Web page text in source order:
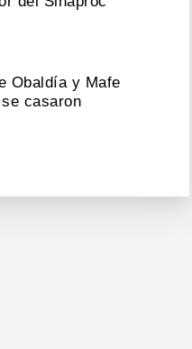
Obaldía y Mafe
casaron